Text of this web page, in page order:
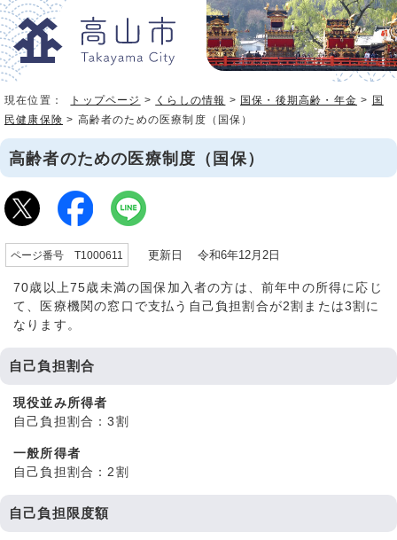
現在位置： トップページ > くらしの情報 > 国保・後期高齢・年金 > 国
民健康保険 > 高齢者のための医療制度（国保）
高齢者のための医療制度（国保）
ページ番号 T1000611 更新日 令和6年12月2日
70歳以上75歳未満の国保加入者の方は、前年中の所得に応じ
て、医療機関の窓口で支払う自己負担割合が2割または3割に
なります。
自己負担割合
現役並み所得者
自己負担割合：3割
一般所得者
自己負担割合：2割
自己負担限度額